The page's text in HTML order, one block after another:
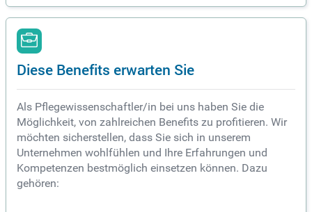
Diese Benefits erwarten Sie
Als Pflegewissenschaftler/in bei uns haben Sie die
Möglichkeit, von zahlreichen Benefits zu profitieren. Wir
möchten sicherstellen, dass Sie sich in unserem
Unternehmen wohlfühlen und Ihre Erfahrungen und
Kompetenzen bestmöglich einsetzen können. Dazu
gehören: